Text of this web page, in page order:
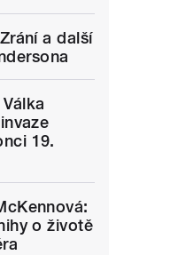
a další
19.
o životě